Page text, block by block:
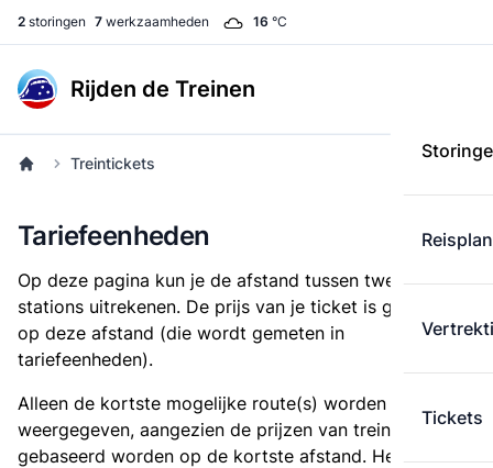
2 storingen 7 werkzaamheden 16 °C
Rijden de Treinen
Tickets
Treintickets
Tariefeenheden
Op deze pagina kun je de afstand tussen twee
stations uitrekenen. De prijs van je ticket is gebaseerd
op deze afstand (die wordt gemeten in
tariefeenheden).
Alleen de kortste mogelijke route(s) worden
weergegeven, aangezien de prijzen van treintickets
gebaseerd worden op de kortste afstand. Het is